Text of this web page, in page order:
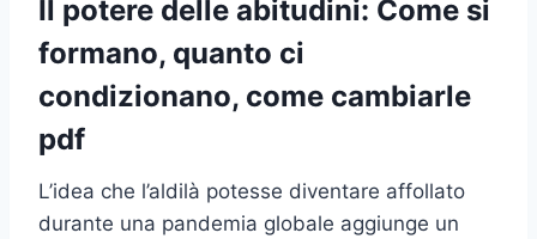
Il potere delle abitudini: Come si
formano, quanto ci
condizionano, come cambiarle
pdf
L’idea che l’aldilà potesse diventare affollato
durante una pandemia globale aggiunge un